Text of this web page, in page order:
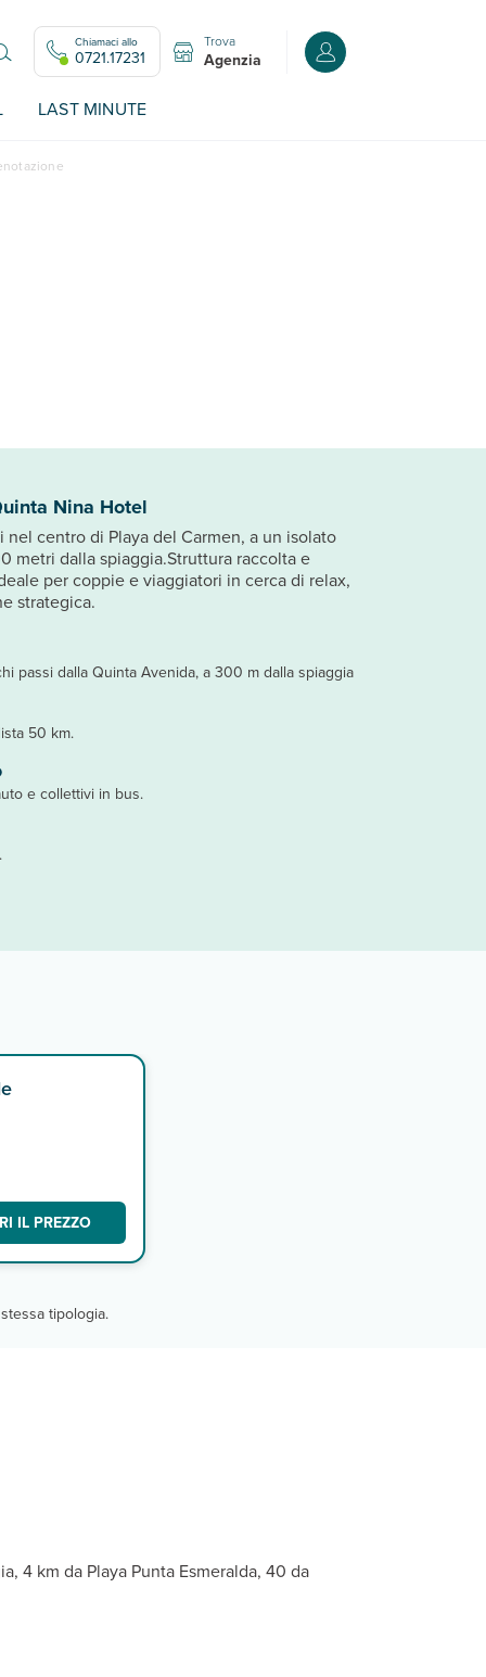
Chiamaci allo
0721.17231
Trova
Agenzia Accedi o registrati
LAST MINUTE
passi dalla Quinta Avenida, a 300 m dalla spiaggia
50 km.
e collettivi in bus.
Nina Hotel
centro di Playa del Carmen, a un isolato
metri dalla spiaggia.Struttura raccolta e
per coppie e viaggiatori in cerca di relax,
strategica.
IL PREZZO
tipologia.
4 km da Playa Punta Esmeralda, 40 da
wi-fi e terrazza. A pagamento, cassetta di sicurezza.